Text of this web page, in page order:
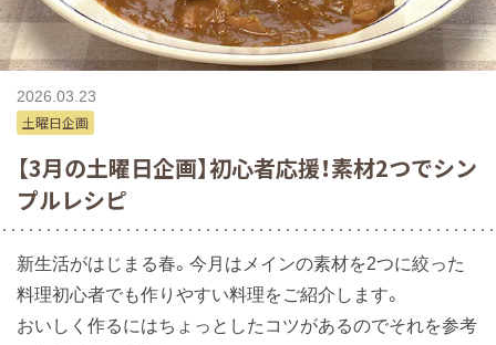
2026.03.23
土曜日企画
【3月の土曜日企画】初心者応援！素材2つでシン
プルレシピ
新生活がはじまる春。今月はメインの素材を2つに絞った
料理初心者でも作りやすい料理をご紹介します。
おいしく作るにはちょっとしたコツがあるのでそれを参考